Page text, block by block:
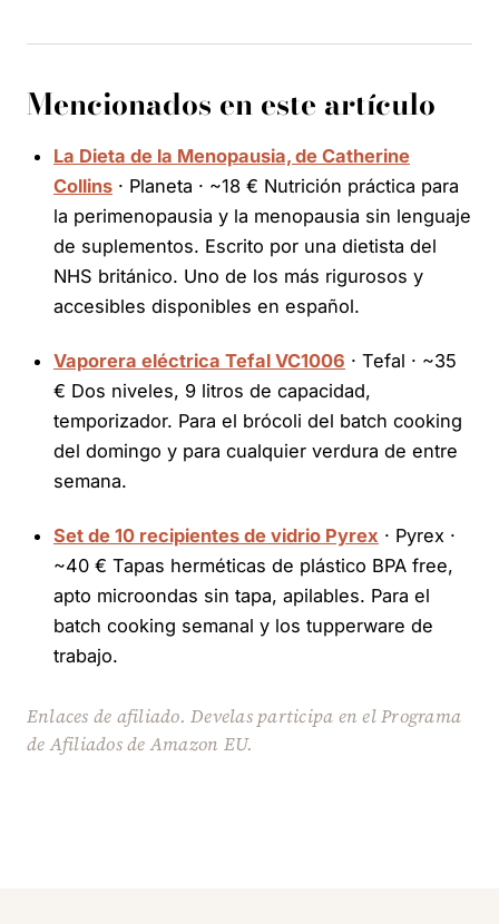
Mencionados en este artículo
La Dieta de la Menopausia, de Catherine
Collins · Planeta · ~18 € Nutrición práctica para
la perimenopausia y la menopausia sin lenguaje
de suplementos. Escrito por una dietista del
NHS británico. Uno de los más rigurosos y
accesibles disponibles en español.
Vaporera eléctrica Tefal VC1006 · Tefal · ~35
€ Dos niveles, 9 litros de capacidad,
temporizador. Para el brócoli del batch cooking
del domingo y para cualquier verdura de entre
semana.
Set de 10 recipientes de vidrio Pyrex · Pyrex ·
~40 € Tapas herméticas de plástico BPA free,
apto microondas sin tapa, apilables. Para el
batch cooking semanal y los tupperware de
trabajo.
Enlaces de afiliado. Develas participa en el Programa
de Afiliados de Amazon EU.